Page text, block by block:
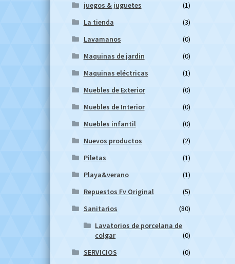
juegos & juguetes
(1)
La tienda
(3)
Lavamanos
(0)
Maquinas de jardin
(0)
Maquinas eléctricas
(1)
Muebles de Exterior
(0)
Muebles de Interior
(0)
Muebles infantil
(0)
Nuevos productos
(2)
Piletas
(1)
Playa&verano
(1)
Repuestos Fv Original
(5)
Sanitarios
(80)
Lavatorios de porcelana de
colgar
(0)
SERVICIOS
(0)